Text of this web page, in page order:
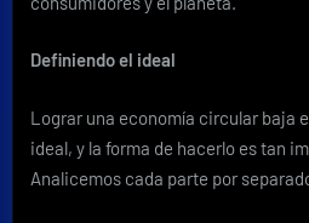
Definiendo el ideal
Lograr una economía circular baja
ideal, y la forma de hacerlo es tan
Analicemos cada parte por